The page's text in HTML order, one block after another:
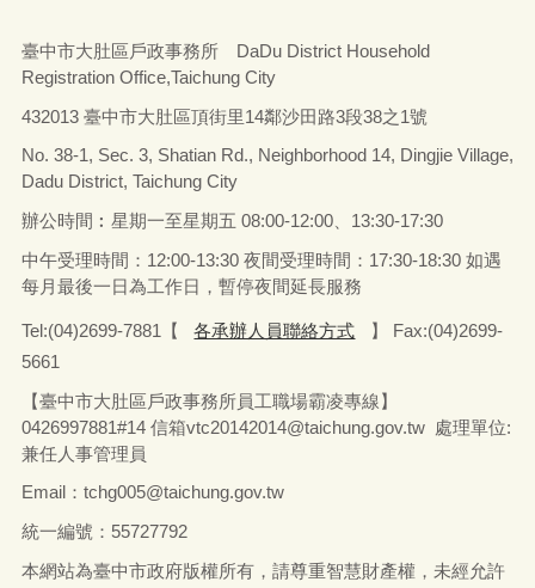
臺中市大肚區戶政事務所 DaDu District Household
Registration Office,Taichung City
432013 臺中市大肚區頂街里14鄰沙田路3段38之1號
No. 38-1, Sec. 3, Shatian Rd., Neighborhood 14, Dingjie Village,
Dadu District, Taichung City
辦公時間︰星期一至星期五 08:00-12:00、13:30-17:30
中午受理時間：12:00-13:30 夜間受理時間：17:30-18:30 如遇
每月最後一日為工作日，暫停夜間延長服務
Tel:(04)2699-7881【 各承辦人員聯絡方式
】 Fax:(04)2699-
5661
【臺中市大肚區戶政事務所員工職場霸凌專線】
0426997881#14 信箱vtc20142014@taichung.gov.tw 處理單位:
兼任人事管理員
Email：tchg005@taichung.gov.tw
統一編號：55727792
本網站為臺中市政府版權所有，請尊重智慧財產權，未經允許